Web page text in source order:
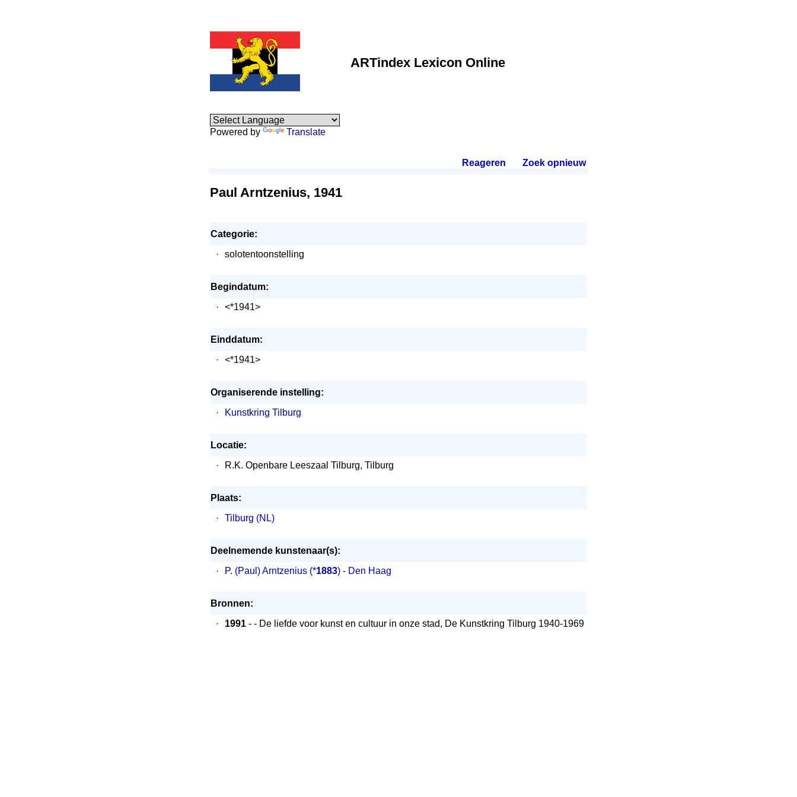
ARTindex Lexicon Online
Powered by Translate
Reageren Zoek opnieuw.
Paul Arntzenius, 1941
Categorie:
·
solotentoonstelling
Begindatum:
·
<*1941>
Einddatum:
·
<*1941>
Organiserende instelling:
·
Kunstkring Tilburg
Locatie:
·
R.K. Openbare Leeszaal Tilburg, Tilburg
Plaats:
·
Tilburg (NL)
Deelnemende kunstenaar(s):
·
P. (Paul) Arntzenius (*1883) - Den Haag
Bronnen:
·
1991- - De liefde voor kunst en cultuur in onze stad, De Kunstkring Tilburg 1940-1969